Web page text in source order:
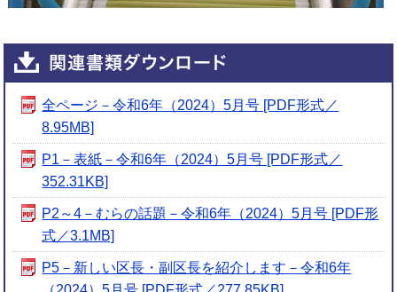
全ページ－令和6年（2024）5月号 [PDF形式／
8.95MB]
P1－表紙－令和6年（2024）5月号 [PDF形式／
352.31KB]
P2～4－むらの話題－令和6年（2024）5月号 [PDF形
式／3.1MB]
P5－新しい区長・副区長を紹介します－令和6年